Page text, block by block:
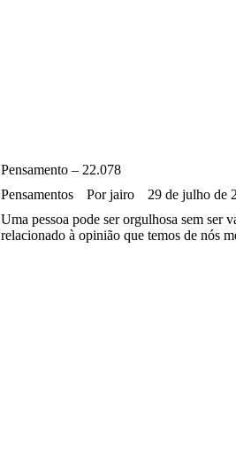
Pensamento – 22.078
Pensamentos
Porjairo 29 de julho de
Uma pessoa pode ser orgulhosa sem ser
relacionado à opinião que temos de nós